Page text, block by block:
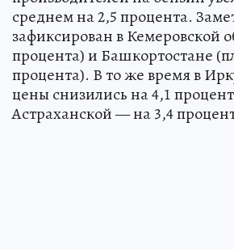
среднем на 2,5 процента.
зафиксирован в Кемеровской
процента) и Башкортостане
процента). В то же время в
цены снизились на 4,1
Астраханской — на 3,4